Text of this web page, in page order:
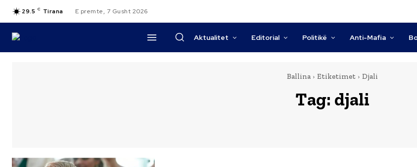
29.5 C Tirana E premte, 7 Gusht 2026
Aktualitet Editorial Politikë Anti-Mafia
Ballina Etiketimet Djali
Tag: djali